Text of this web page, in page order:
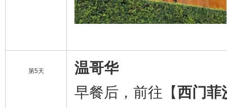
第5天
温哥华
早餐后，前往【西门菲